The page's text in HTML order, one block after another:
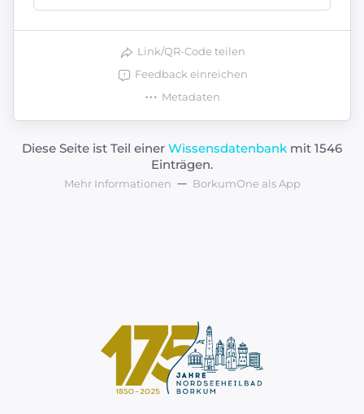
Link/QR-Code teilen
Feedback einreichen
Metadaten
Diese Seite ist Teil einer Wissensdatenbank mit 1546
Einträgen.
Mehr Informationen BorkumOne als App